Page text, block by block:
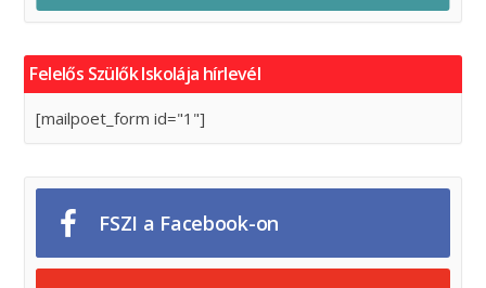
Felelős Szülők Iskolája hírlevél
[mailpoet_form id="1"]
FSZI a Facebook-on